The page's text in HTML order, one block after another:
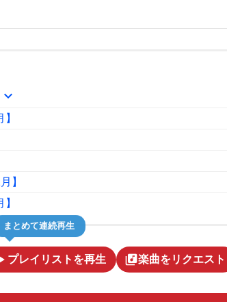
expand_more
】
プレイリストを再生
まとめて連続再生
library_music楽曲をリクエスト